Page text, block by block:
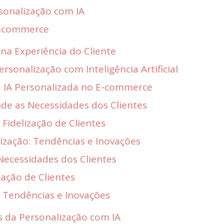
com IA
Experiência do Cliente
com Inteligência Artificial
Personalizada no E-commerce
as Necessidades dos Clientes
de Clientes
Tendências e Inovações
dos Clientes
de Clientes
e Inovações
da Personalização com IA